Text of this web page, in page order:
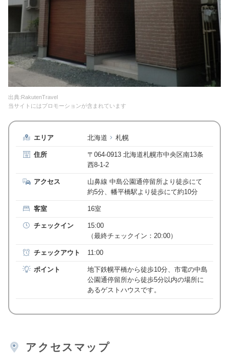
出典:RakutenTravel
当サイトにはプロモーションが含まれています
エリア 北海道 札幌
住所
〒064-0913 北海道札幌市中央区南13条
西8-1-2
アクセス
山鼻線 中島公園通停留所より徒歩にて
約5分、幡平橋駅より徒歩にて約10分
客室 16室
チェックイン
15:00
（最終チェックイン：20:00）
チェックアウト 11:00
ポイント
地下鉄幌平橋から徒歩10分、市電の中島
公園通停留所から徒歩5分以内の場所に
あるゲストハウスです。
アクセスマップ